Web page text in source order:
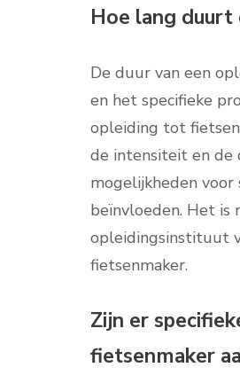
Hoe lang
De duur van een
en het specifieke
opleiding tot
de intensiteit en de
mogelijkheden
beïnvloeden. Het is
opleidingsinstituut
fietsenmaker.
Zijn er
fietsenmaker